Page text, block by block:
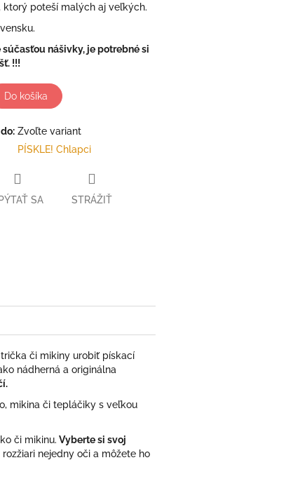
ktorý poteší malých aj veľkých.
súčasťou nášivky, je potrebné si
!!!
Do košíka
Zvoľte variant
PÍSKLE! Chlapci
SA STRÁŽIŤ
či mikiny urobiť pískací
nádherná a originálna
mikina či tepláčiky s veľkou
či mikinu. Vyberte si svoj
nejedny oči a môžete ho